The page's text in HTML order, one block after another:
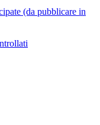
(da pubblicare in